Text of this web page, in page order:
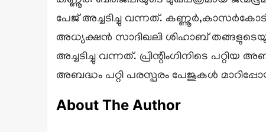
പേജ് അച്ചടിച്ചു വന്നത്.
അധ്യക്ഷന്‍ സാദിഖലി ശിഹാബ്
അച്ചടിച്ചു വന്നത്. പ്രിന്റിംഗിനിടെ
അബദ്ധം പറ്റി പരസ്പരം പേജുകള്‍
About The Author